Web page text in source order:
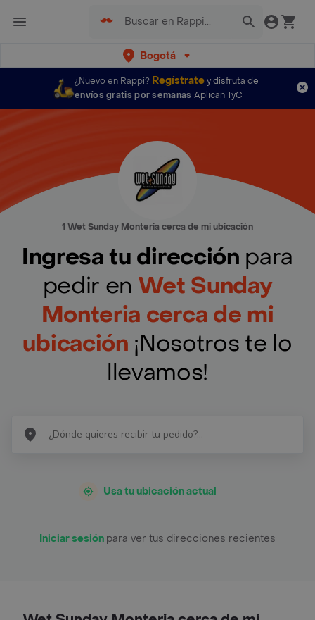
Bogotá
¿Nuevo en Rappi? Regístratey disfruta de
envíos gratis por semanas Aplican TyC
1 Wet Sunday Monteria cerca de mi ubicación
Ingresa tu dirección para
pedir en Wet Sunday
Monteria cerca de mi
ubicación ¡Nosotros te lo
llevamos!
Usa tu ubicación actual
Iniciar sesión para ver tus direcciones recientes